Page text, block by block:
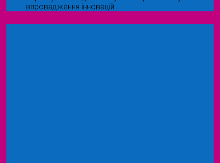
впровадження інновацій.